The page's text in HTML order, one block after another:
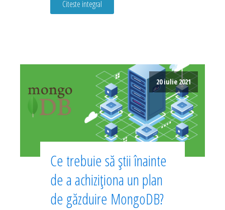
Citeste integral
20 iulie 2021
Ce trebuie să știi înainte
de a achiziționa un plan
de găzduire MongoDB?